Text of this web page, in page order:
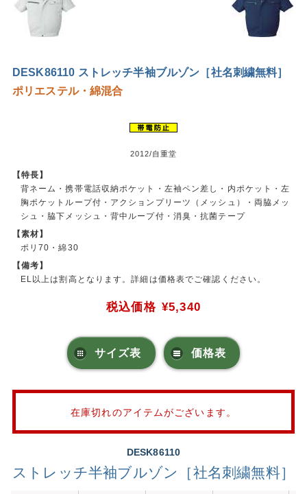
DESK86110 ストレッチ半袖ブルゾン［社名刺繍無料］
ポリエステル・綿混合
2012/自重堂
【特長】
背ネーム・携帯電話収納ポケット・左袖ペン差し・内ポケット・左
胸ポケットループ付・アクションプリーツ（メッシュ）・両脇メッ
シュ・脇下メッシュ・背中ループ付・消臭・抗菌テープ
【素材】
ポリ70・綿30
【備考】
EL以上は割高となります。詳細は価格表でご確認ください。
税込価格 ¥5,340
サイズ表 価格表
在庫切れのアイテムがございます。
DESK86110
ストレッチ半袖ブルゾン［社名刺繍無料］